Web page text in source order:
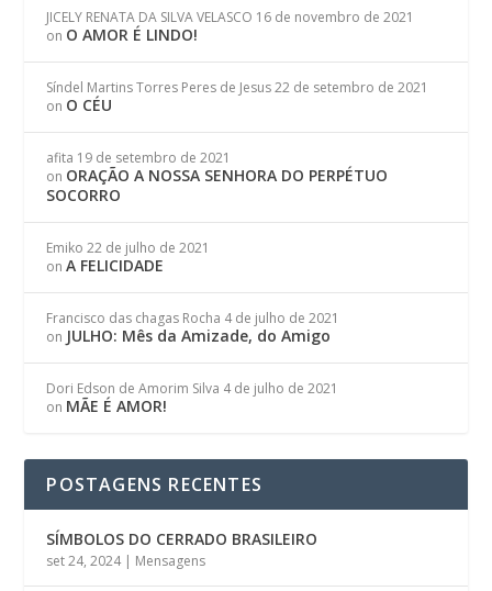
JICELY RENATA DA SILVA VELASCO 16 de novembro de 2021
on O AMOR É LINDO!
Síndel Martins Torres Peres de Jesus 22 de setembro de 2021
on O CÉU
afita 19 de setembro de 2021
on ORAÇÃO A NOSSA SENHORA DO PERPÉTUO
SOCORRO
Emiko 22 de julho de 2021
onA FELICIDADE
Francisco das chagas Rocha 4 de julho de 2021
on JULHO: Mês da Amizade, do Amigo
Dori Edson de Amorim Silva 4 de julho de 2021
on MÃE É AMOR!
POSTAGENS RECENTES
SÍMBOLOS DO CERRADO BRASILEIRO
set 24, 2024| Mensagens